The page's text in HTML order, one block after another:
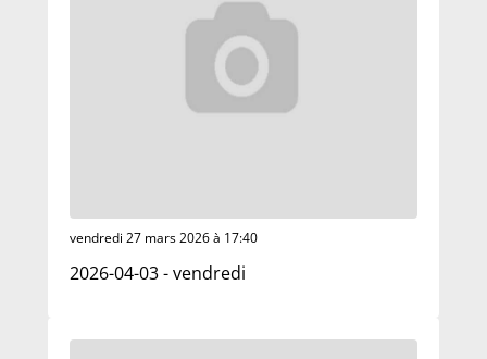
vendredi 27 mars 2026 à 17:40
2026-04-03 - vendredi